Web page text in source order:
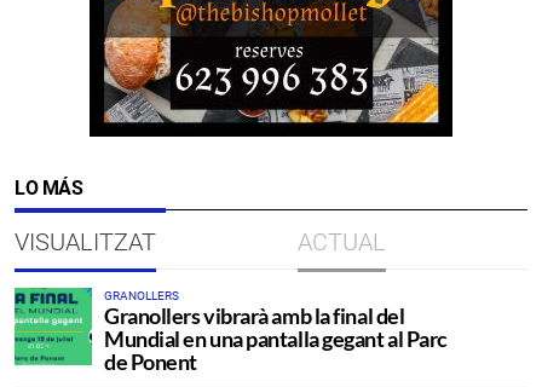
LO MÁS
VISUALITZAT ACTUAL
GRANOLLERS
Granollers vibrarà amb la final del
Mundial en una pantalla gegant al Parc
de Ponent